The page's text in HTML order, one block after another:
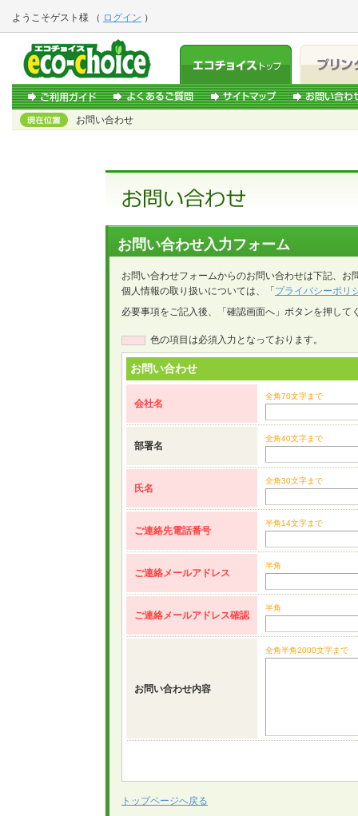
お問い合わせ
お問い合わせ入力フォーム
お問い合わせフォームからのお問い合わせは下記、お
個人情報の取り扱いについては、「 プライバシーポリ
必要事項をご記入後、「確認画面へ」ボタンを押して
色の項目は必須入力となっております。
お問い合わせ
会社名
全角70文字まで
部署名
全角40文字まで
氏名
全角30文字まで
ご連絡先電話番号
半角14文字まで
ご連絡メールアドレス
半角
ご連絡メールアドレス確認
半角
お問い合わせ内容
全角半角2000文字まで
トップページへ戻る
ようこそゲスト様 （ ログイン ）